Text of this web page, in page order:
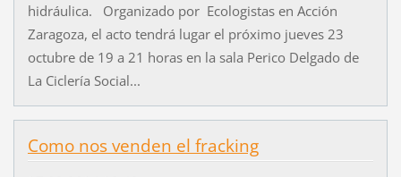
hidráulica. Organizado por Ecologistas en Acción
Zaragoza, el acto tendrá lugar el próximo jueves 23
octubre de 19 a 21 horas en la sala Perico Delgado de
La Ciclería Social...
Como nos venden el fracking